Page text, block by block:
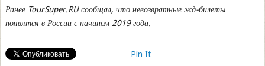
Ранее TourSuper.RU сообщал, что невозвратные жд-билеты
появятся в России с начином 2019 года.
Pin It